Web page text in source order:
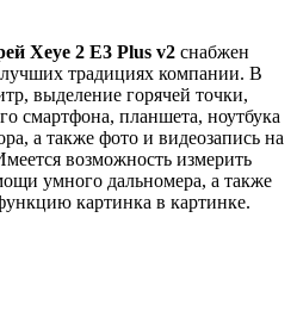
Xeye 2 E3 Plus v2 снабжен
традициях компании. В
выделение горячей точки,
смартфона, планшета, ноутбука
а также фото и видеозапись на
возможность измерить
умного дальномера, а также
картинка в картинке.